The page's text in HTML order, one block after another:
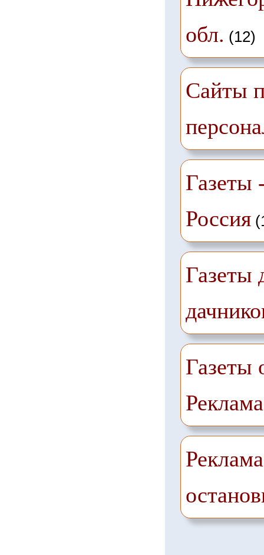
обл. (12)
Сайты
Газеты
Россия
Газеты
Газеты